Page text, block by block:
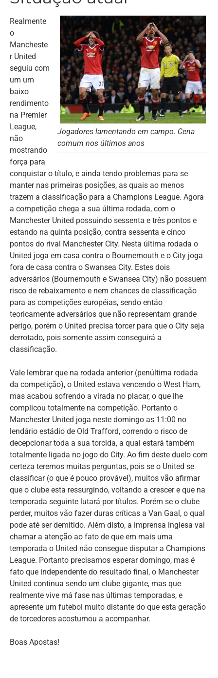
Jogadores lamentando em campo. Cena
comum nos últimos anos
Realmente
o
Mancheste
r United
seguiu com
um um
baixo
rendimento
na Premier
League,
não
mostrando
força para
conquistar o título, e ainda tendo problemas para se
manter nas primeiras posições, as quais ao menos
trazem a classificação para a Champions League. Agora
a competição chega a sua última rodada, com o
Manchester United possuindo sessenta e três pontos e
estando na quinta posição, contra sessenta e cinco
pontos do rival Manchester City. Nesta última rodada o
United joga em casa contra o Bournemouth e o City joga
fora de casa contra o Swansea City. Estes dois
adversários (Bournemouth e Swansea City) não possuem
risco de rebaixamento e nem chances de classificação
para as competições européias, sendo então
teoricamente adversários que não representam grande
perigo, porém o United precisa torcer para que o City seja
derrotado, pois somente assim conseguirá a
classificação.
Vale lembrar que na rodada anterior (penúltima rodada
da competição), o United estava vencendo o West Ham,
mas acabou sofrendo a virada no placar, o que lhe
complicou totalmente na competição. Portanto o
Manchester United joga neste domingo as 11:00 no
lendário estádio de Old Trafford, correndo o risco de
decepcionar toda a sua torcida, a qual estará também
totalmente ligada no jogo do City. Ao fim deste duelo com
certeza teremos muitas perguntas, pois se o United se
classificar (o que é pouco provável), muitos vão afirmar
que o clube esta ressurgindo, voltando a crescer e que na
temporada seguinte lutará por títulos. Porém se o clube
perder, muitos vão fazer duras críticas a Van Gaal, o qual
pode até ser demitido. Além disto, a imprensa inglesa vai
chamar a atenção ao fato de que em mais uma
temporada o United não consegue disputar a Champions
League. Portanto precisamos esperar domingo, mas é
fato que independente do resultado final, o Manchester
United continua sendo um clube gigante, mas que
realmente vive má fase nas últimas temporadas, e
apresente um futebol muito distante do que esta geração
de torcedores acostumou a acompanhar.
Boas Apostas!